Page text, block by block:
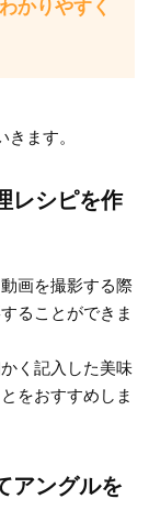
ます。
レシピを作
画を撮影する際
ることができま
く記入した美味
をおすすめしま
アングルを